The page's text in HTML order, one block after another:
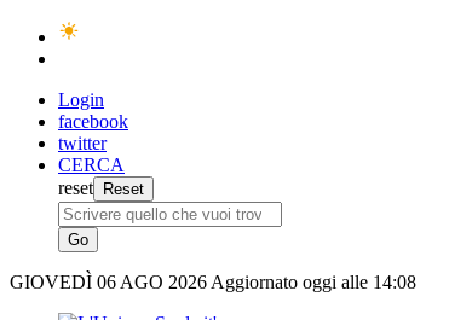
Login
facebook
twitter
CERCA
reset
GIOVEDÌ 06 AGO 2026 Aggiornato oggi alle 14:08